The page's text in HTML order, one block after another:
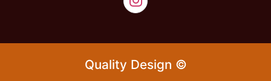
Quality Design ©